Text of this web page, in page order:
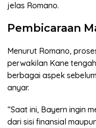
jelas Romano.
Pembicaraan
Menurut Romano,
perwakilan Kane
berbagai aspek
anyar.
“Saat ini, Bayern ingin
dari sisi finansial